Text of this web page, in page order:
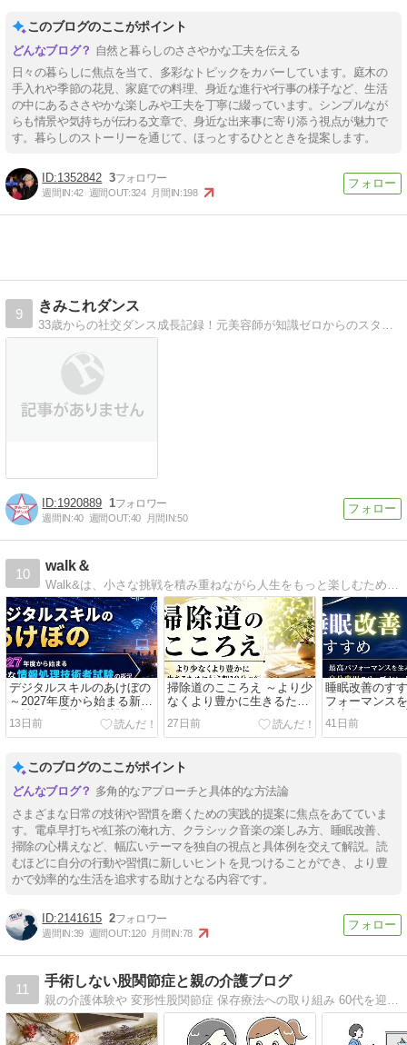
このブログのここがポイント
自然と暮らしのささやかな工夫を伝える
日々の暮らしに焦点を当て、多彩なトピックをカバーしています。庭木の
手入れや季節の花見、家庭での料理、身近な進行や行事の様子など、生活
の中にあるささやかな楽しみや工夫を丁寧に綴っています。シンプルなが
らも情景や気持ちが伝わる文章で、身近な出来事に寄り添う視点が魅力で
す。暮らしのストーリーを通じて、ほっとするひとときを提案します。
1352842 3
週間IN:42 週間OUT:324 月間IN:198
9
きみこれダンス
1920889 1
週間IN:40 週間OUT:40 月間IN:50
10
walk＆
デジタルスキルのあけぼの
～2027年度から始まる新た
な情報処理技術者試験の概
況～
13日前
掃除道のこころえ ～より少
なくより豊かに生きるため
に行う朝10分の行～
27日前
睡眠改善のす
フォーマンス
分専用スリー
41日前
このブログのここがポイント
多角的なアプローチと具体的な方法論
さまざまな日常の技術や習慣を磨くための実践的提案に焦点をあてていま
す。電卓早打ちや紅茶の淹れ方、クラシック音楽の楽しみ方、睡眠改善、
掃除の心構えなど、幅広いテーマを独自の視点と具体例を交えて解説。読
むほどに自分の行動や習慣に新しいヒントを見つけることができ、より豊
かで効率的な生活を追求する助けとなる内容です。
2141615 2
週間IN:39 週間OUT:120 月間IN:78
11
手術しない股関節症と親の介護ブログ
親の介護体験や 変形性股関節症 保存療法への取り組み 60代を迎え晩年をより自分らしく生きるための気づきについて綴っています。